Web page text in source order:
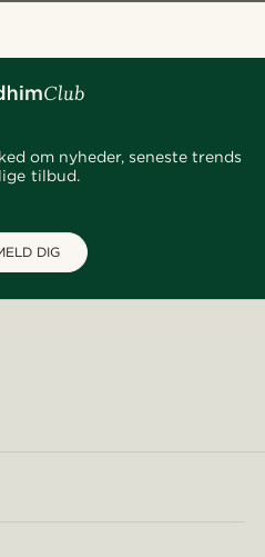
om nyheder, seneste trends
tilbud.
DIG